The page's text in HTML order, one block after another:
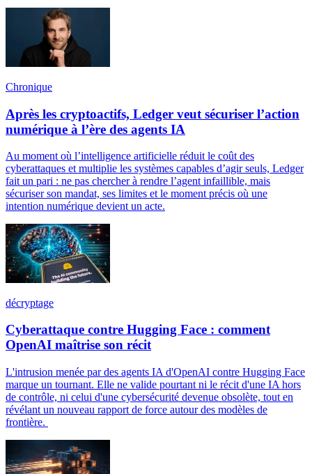
Chronique
Après les cryptoactifs, Ledger veut sécuriser l’action
numérique à l’ère des agents IA
Au moment où l’intelligence artificielle réduit le coût des
cyberattaques et multiplie les systèmes capables d’agir seuls, Ledger
fait un pari : ne pas chercher à rendre l’agent infaillible, mais
sécuriser son mandat, ses limites et le moment précis où une
intention numérique devient un acte.
décryptage
Cyberattaque contre Hugging Face : comment
OpenAI maîtrise son récit
L'intrusion menée par des agents IA d'OpenAI contre Hugging Face
marque un tournant. Elle ne valide pourtant ni le récit d'une IA hors
de contrôle, ni celui d'une cybersécurité devenue obsolète, tout en
révélant un nouveau rapport de force autour des modèles de
frontière.